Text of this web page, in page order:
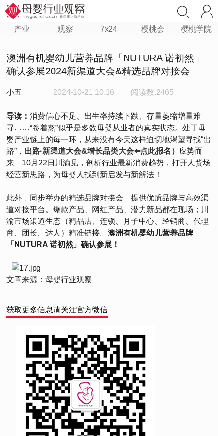
产业 观察 7x24 樱桃会 樱桃学院
澳洲有机婴幼儿营养品牌「NUTURA 诺初然」
确认参展2024新渠道大会&精选品牌对接会
小五 2024-10-21 10:16 阅读数:2465
导读：消费信心不足、出生率持续下跌、存量萎缩增量难
寻……“卷着熬”似乎是多数母婴从业者的真实状态。处于母
婴产业链上的每一环，从来没有今天这样迫切地渴望寻找“出
路”， 出路·新渠道大会&增长品类大会⬅️点此报名） 应势而
来！10月22日川渝见，剖析行业最新消费趋势，打开人货场
经营新思路，为母婴人找到新启发与新解法！
此外，同步举办的精选品牌对接会，提供优质品牌与高效渠
道对接平台。爆款产品、网红产品、潜力新品都在现场；川
渝市场渠道生态（精品店、连锁、月子中心、经销商、代理
商、团长、达人）精准链接。澳洲有机婴幼儿营养品牌
「NUTURA 诺初然」确认参展！
文章来源：母婴行业观察
获取更多信息请关注官方微信